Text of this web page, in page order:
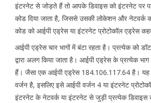
इंटरनेट से जोड़ते हैं तो आपके डिवाइस को इंटरनेट पर
कोड दिया जाता है, जिससे उसकी लोकेशन और नेटवर्क
कोड को आईपी एड्रेस या इंटरनेट प्रोटोकॉल एड्रेस
आईपी एड्रेस चार भागों में बंटा रहता है। प्रत्येक को
द्वारा अलग किया जाता है। आईपी एड्रेस के प्रत्येक
हैं। जैसा एक आईपी एड्रेस 184.106.117.64 है। यह
वर्जन है, इसलिए इसे आईपी वर्जन 4 या इंटरनेट
इंटरनेट के नेटवर्क या इंटरनेट से जुड़ी प्रत्येक